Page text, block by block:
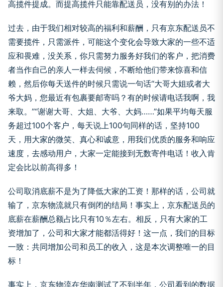
高揽件提成。而提高揽件只能靠配送员，没有别的办法！
过去，由于我们相对较高的福利和薪酬，只有京东配送员不
需要揽件，只需派件，可能这个变化会导致大家的一些不适
应和畏难，没关系，你只需努力服务好我们的客户，把消费
者当作自己的亲人一样去伺候，不断给他们带来惊喜和信
赖，然后你每天送件的时候只需说一句话“大哥大姐或者大
爷大妈，您最近有包裹要邮寄吗？有的时候请电话我啊，我
来取。”“谢谢大哥、大姐、大爷、大妈……”如果平均每天服
务超过100个客户，每天说上100句同样的话，坚持100
天，用大家的微笑、真心和诚意，用我们优质的服务和响应
速度，去感动用户，大家一定能接到无数寄件电话！收入肯
定会比以前高得多！
公司取消底薪不是为了降低大家的工资！那样的话，公司就
输了，京东物流就只有倒闭的结局！事实上，京东配送员的
底薪在薪酬总额占比只有10％左右。相反，只有大家的工
资增加了，公司和大家才能都活得好！这一点，我们的目标
一致：共同增加公司和员工的收入，这是本次调整唯一的目
标！
事实上，京东物流在华南测试了不到半年，公司看到的数据